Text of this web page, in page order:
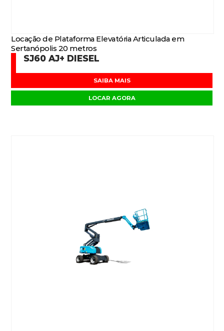
Locação de Plataforma Elevatória Articulada em
Sertanópolis 20 metros
SJ60 AJ+ DIESEL
SAIBA MAIS
LOCAR AGORA